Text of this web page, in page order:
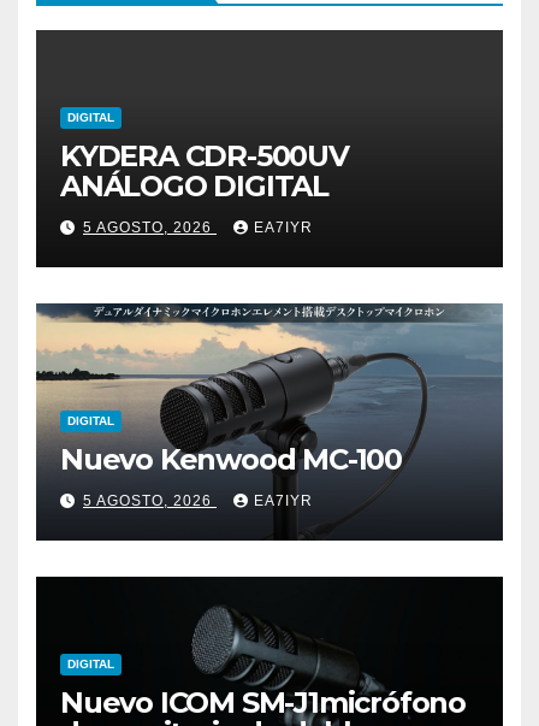
DIGITAL
KYDERA CDR-500UV
ANÁLOGO DIGITAL
5 AGOSTO, 2026 EA7IYR
DIGITAL
Nuevo Kenwood MC-100
5 AGOSTO, 2026 EA7IYR
DIGITAL
Nuevo ICOM SM-J1micrófono